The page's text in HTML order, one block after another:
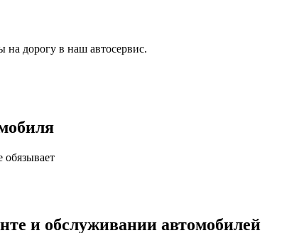
на дорогу в наш автосервис.
обязывает
и обслуживании автомобилей